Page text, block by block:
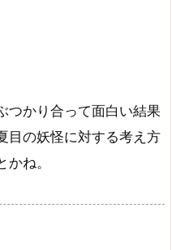
つかり合って面白い結果
目の妖怪に対する考え方
ね。